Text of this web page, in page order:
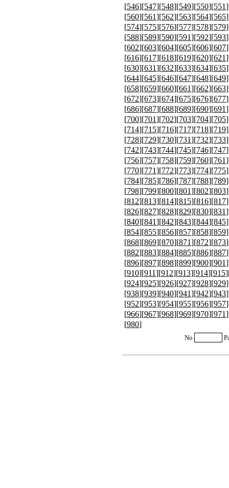
[546][547][548][549][550][551
[560][561][562][563][564][565
[574][575][576][577][578][579
[588][589][590][591][592][593
[602][603][604][605][606][607
[616][617][618][619][620][621
[630][631][632][633][634][635
[644][645][646][647][648][649
[658][659][660][661][662][663
[672][673][674][675][676][677
[686][687][688][689][690][691
[700][701][702][703][704][705
[714][715][716][717][718][719
[728][729][730][731][732][733
[742][743][744][745][746][747
[756][757][758][759][760][761
[770][771][772][773][774][775
[784][785][786][787][788][789
[798][799][800][801][802][803
[812][813][814][815][816][817
[826][827][828][829][830][831
[840][841][842][843][844][845
[854][855][856][857][858][859
[868][869][870][871][872][873
[882][883][884][885][886][887
[896][897][898][899][900][901
[910][911][912][913][914][915
[924][925][926][927][928][929
[938][939][940][941][942][943
[952][953][954][955][956][957
[966][967][968][969][970][971
[980]
No